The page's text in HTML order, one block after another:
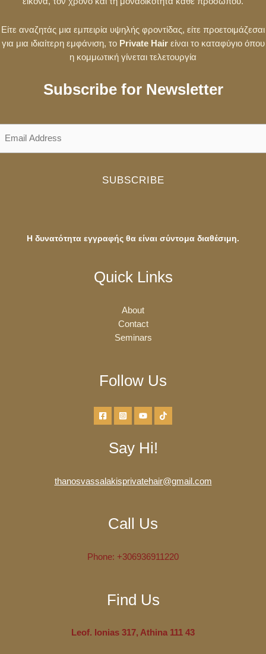
Είτε αναζητάς μια εμπειρία υψηλής φροντίδας, είτε προετοιμάζεσαι
για μια ιδιαίτερη εμφάνιση, το Private Hairείναι το καταφύγιο όπου
η κομμωτική γίνεται τελετουργία
Subscribe for Newsletter
SUBSCRIBE
Η δυνατότητα εγγραφής θα είναι σύντομα διαθέσιμη.
Quick Links
About
Contact
Seminars
Follow Us
Say Hi!
thanosvassalakisprivatehair@gmail.com
Call Us
Phone: +306936911220
Find Us
Leof. Ionias 317, Athina 111 43